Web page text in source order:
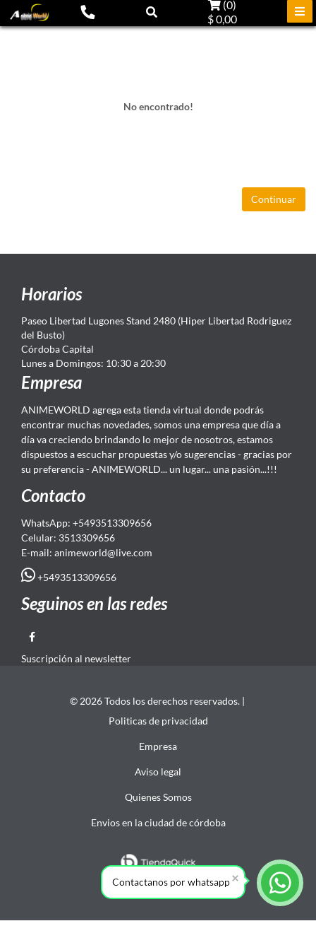
(0)
$ 0,00
No encontrado!
Continuar
Horarios
Paseo Libertad Lugones Stand 2480 (Hiper Libertad Rodriguez
del Busto)
Córdoba Capital
Lunes a Domingos: 10:30 a 20:30
Empresa
ANIMEWORLD agrega esta tienda virtual donde podrás
encontrar muchas novedades, somos una empresa que día a
día va creciendo brindando lo mejor de nosotros, estamos
dispuestos a escuchar propuestas y/o sugerencias - gracias por
su preferencia - ANIMEWORLD... un lugar... una pasión...!!!
Contacto
WhatsApp: +5493513309656
Celular: 3513309656
E-mail: animeworld@live.com
+5493513309656
Seguinos en las redes
Suscripción al newsletter
© 2026 Todos los derechos reservados. |
Politicas de privacidad
Empresa
Aviso legal
Quienes Somos
Envios en la ciudad de córdoba
Contactanos por whatsapp